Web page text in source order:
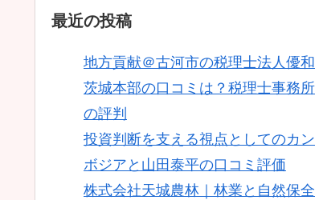
最近の投稿
地方貢献＠古河市の税理士法人優和
茨城本部の口コミは？税理士事務所
の評判
投資判断を支える視点としてのカン
ボジアと山田泰平の口コミ評価
株式会社天城農林｜林業と自然保全